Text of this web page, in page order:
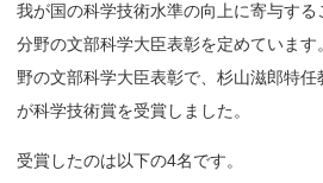
我が国の科学技術水準の向上に寄与す
分野の文部科学大臣表彰を定めていま
野の文部科学大臣表彰で、杉山滋郎特
が科学技術賞を受賞しました。
受賞したのは以下の4名です。